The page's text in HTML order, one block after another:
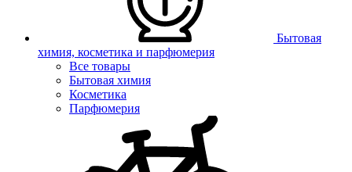
Бытовая
химия, косметика и парфюмерия
Все товары
Бытовая химия
Косметика
Парфюмерия